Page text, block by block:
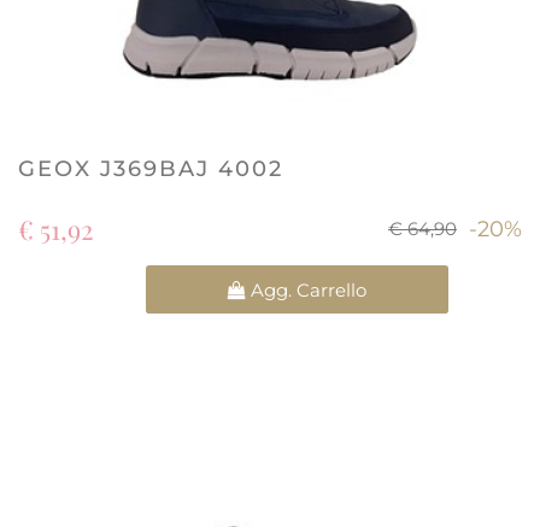
GEOX J369BAJ 4002
€ 64,90 -20%
€ 51,92
Agg. Carrello